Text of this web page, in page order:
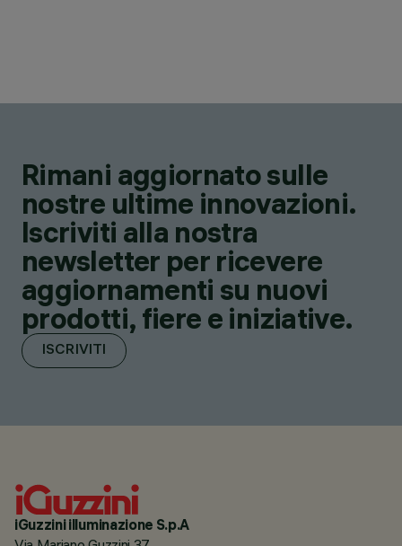
Rimani aggiornato sulle
nostre ultime innovazioni.
Iscriviti alla nostra
newsletter per ricevere
aggiornamenti su nuovi
prodotti, fiere e iniziative.
ISCRIVITI
iGuzzini illuminazione S.p.A